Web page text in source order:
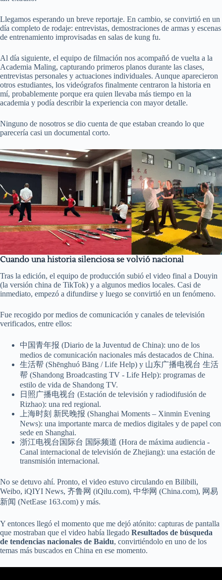
Llegamos esperando un breve reportaje. En cambio, se convirtió en un
día completo de rodaje: entrevistas, demostraciones de armas y escenas
de entrenamiento improvisadas en salas de kung fu.
Al día siguiente, el equipo de filmación nos acompañó de vuelta a la
Academia Maling, capturando primeros planos durante las clases,
entrevistas personales y actuaciones individuales. Aunque aparecieron
otros estudiantes, los videógrafos finalmente centraron la historia en
mí, probablemente porque era quien llevaba más tiempo en la
academia y podía describir la experiencia con mayor detalle.
Ninguno de nosotros se dio cuenta de que estaban creando lo que
parecería casi un documental corto.
Cuando una historia silenciosa se volvió nacional
Tras la edición, el equipo de producción subió el video final a Douyin
(la versión china de TikTok) y a algunos medios locales. Casi de
inmediato, empezó a difundirse y luego se convirtió en un fenómeno.
Fue recogido por medios de comunicación y canales de televisión
verificados, entre ellos:
中国青年报 (Diario de la Juventud de China): uno de los
medios de comunicación nacionales más destacados de China.
生活帮 (Shēnghuó Bāng / Life Help) y 山东广播电视台 生活
帮 (Shandong Broadcasting TV - Life Help): programas de
estilo de vida de Shandong TV.
日照广播电视台 (Estación de televisión y radiodifusión de
Rizhao): una red regional.
上海时刻 新民晚报 (Shanghai Moments – Xinmin Evening
News): una importante marca de medios digitales y de papel con
sede en Shanghai.
浙江电视台国际台 国际频道 (Hora de máxima audiencia -
Canal internacional de televisión de Zhejiang): una estación de
transmisión internacional.
No se detuvo ahí. Pronto, el video estuvo circulando en Bilibili,
Weibo, iQIYI News, 齐鲁网 (iQilu.com), 中华网 (China.com), 网易
新闻 (NetEase 163.com) y más.
Y entonces llegó el momento que me dejó atónito: capturas de pantalla
que mostraban que el video había llegado Resultados de búsqueda
de tendencias nacionales de Baidu, convirtiéndolo en uno de los
temas más buscados en China en ese momento.